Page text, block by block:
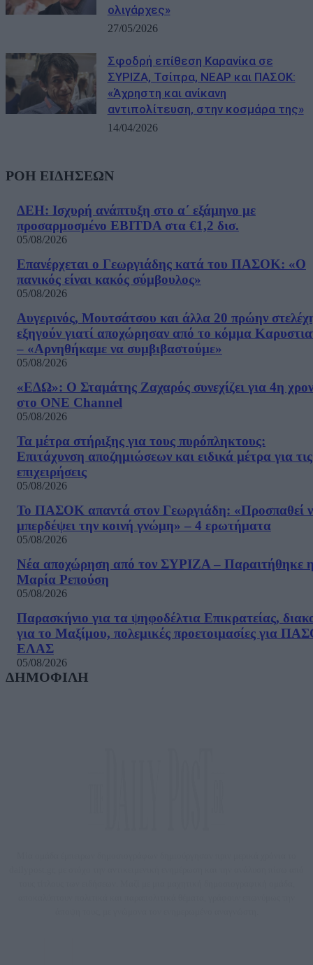
ολιγάρχες»
27/05/2026
Σφοδρή επίθεση Καρανίκα σε
ΣΥΡΙΖΑ, Τσίπρα, ΝΕΑΡ και ΠΑΣΟΚ:
«Άχρηστη και ανίκανη
αντιπολίτευση, στην κοσμάρα της»
14/04/2026
ΡΟΗ ΕΙΔΗΣΕΩΝ
ΔΕΗ: Ισχυρή ανάπτυξη στο α΄ εξάμηνο με
προσαρμοσμένο EBITDA στα €1,2 δισ.
05/08/2026
Επανέρχεται ο Γεωργιάδης κατά του ΠΑΣΟΚ: «Ο
πανικός είναι κακός σύμβουλος»
05/08/2026
Αυγερινός, Μουτσάτσου και άλλα 20 πρώην
εξηγούν γιατί αποχώρησαν από το κόμμα
– «Αρνηθήκαμε να συμβιβαστούμε»
05/08/2026
«ΕΔΩ»: Ο Σταμάτης Ζαχαρός συνεχίζει για 4η
στο ONE Channel
05/08/2026
Τα μέτρα στήριξης για τους πυρόπληκτους:
Επιτάχυνση αποζημιώσεων και ειδικά μέτρα για τις
επιχειρήσεις
05/08/2026
Το ΠΑΣΟΚ απαντά στον Γεωργιάδη: «Προσπαθεί
μπερδέψει την κοινή γνώμη» – 4 ερωτήματα
05/08/2026
Νέα αποχώρηση από τον ΣΥΡΙΖΑ – Παραιτήθηκε
Μαρία Ρεπούση
05/08/2026
Παρασκήνιο για τα ψηφοδέλτια Επικρατείας,
για το Μαξίμου, πολεμικές προετοιμασίες για
ΕΛΑΣ
05/08/2026
ΔΗΜΟΦΙΛΗ